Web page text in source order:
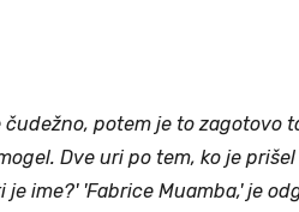
čudežno, potem je to zagotovo
Dve uri po tem, ko je
je ime?' 'Fabrice Muamba,' je